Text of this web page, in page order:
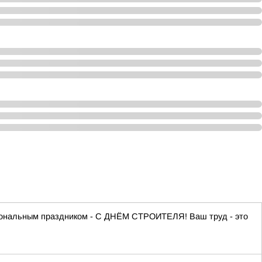
праздником - С ДНЁМ СТРОИТЕЛЯ! Ваш труд - это